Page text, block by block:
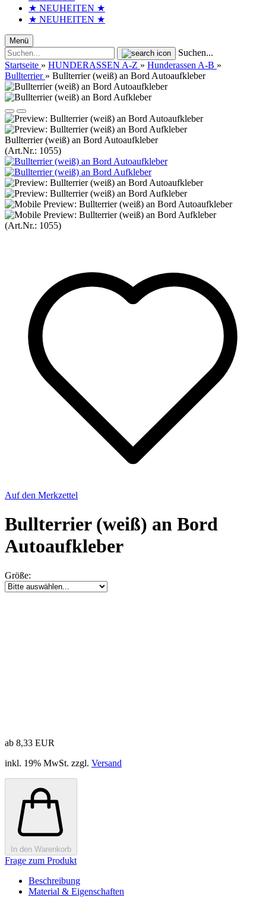
★ NEUHEITEN ★
★ NEUHEITEN ★
Menü
Suchen...
Startseite » HUNDERASSEN A-Z » Hunderassen A-B »
Bullterrier » Bullterrier (weiß) an Bord Autoaufkleber
Bullterrier (weiß) an Bord Autoaufkleber
(Art.Nr.: 1055)
(Art.Nr.: 1055)
Auf den Merkzettel
Bullterrier (weiß) an Bord
Autoaufkleber
Größe:
ab 8,33 EUR
inkl. 19% MwSt. zzgl. Versand
In den Warenkorb
Frage zum Produkt
Beschreibung
Material & Eigenschaften